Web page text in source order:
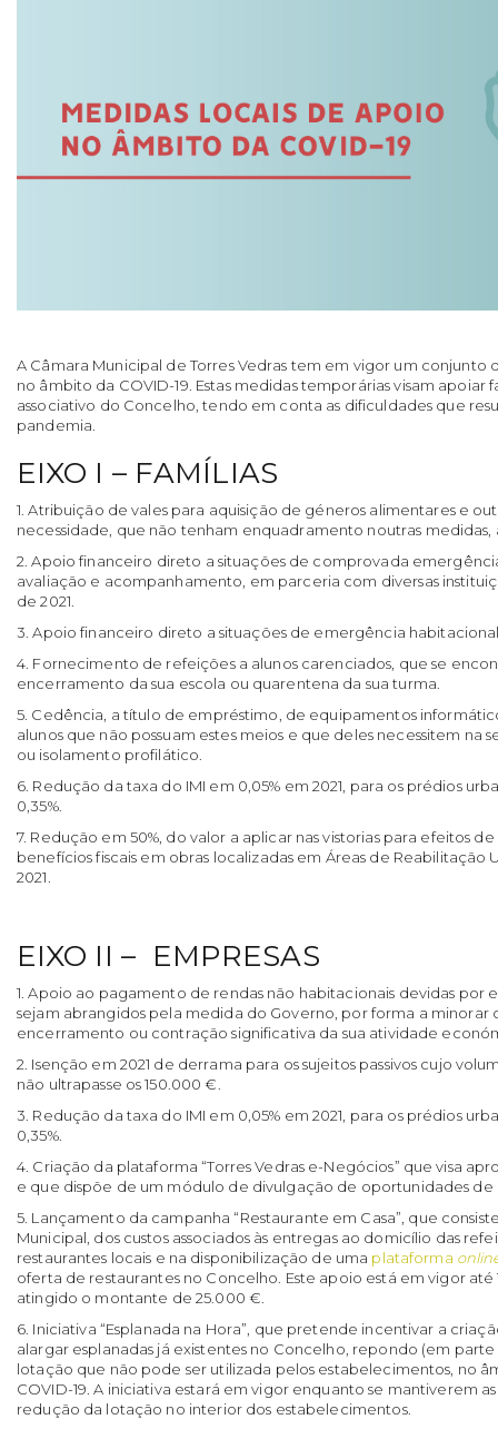
A Câmara Municipal de Torres Vedras tem em vigor um conjunto
no âmbito da COVID-19. Estas medidas temporárias visam apoiar
associativo do Concelho, tendo em conta as dificuldades que
pandemia.
EIXO I – FAMÍLIAS
1. Atribuição de vales para aquisição de géneros alimentares e
necessidade, que não tenham enquadramento noutras medidas,
2. Apoio financeiro direto a situações de comprovada
avaliação e acompanhamento, em parceria com diversas
de 2021.
3. Apoio financeiro direto a situações de emergência
4. Fornecimento de refeições a alunos carenciados, que se
encerramento da sua escola ou quarentena da sua turma.
5. Cedência, a título de empréstimo, de equipamentos
alunos que não possuam estes meios e que deles necessitem na
ou isolamento profilático.
6. Redução da taxa do IMI em 0,05% em 2021, para os prédios
0,35%.
7. Redução em 50%, do valor a aplicar nas vistorias para efeitos
benefícios fiscais em obras localizadas em Áreas de Reabilitação
2021.
EIXO II – EMPRESAS
1. Apoio ao pagamento de rendas não habitacionais devidas por
sejam abrangidos pela medida do Governo, por forma a minorar
encerramento ou contração significativa da sua atividade
2. Isenção em 2021 de derrama para os sujeitos passivos cujo
não ultrapasse os 150.000 €.
3. Redução da taxa do IMI em 0,05% em 2021, para os prédios
0,35%.
4. Criação da plataforma “Torres Vedras e-Negócios” que visa
e que dispõe de um módulo de divulgação de oportunidades
5. Lançamento da campanha “Restaurante em Casa”, que
Municipal, dos custos associados às entregas ao domicílio das
restaurantes locais e na disponibilização de uma plataforma
oferta de restaurantes no Concelho. Este apoio está em vigor até
atingido o montante de 25.000 €.
6. Iniciativa “Esplanada na Hora”, que pretende incentivar a
alargar esplanadas já existentes no Concelho, repondo (em
lotação que não pode ser utilizada pelos estabelecimentos, no
COVID-19. A iniciativa estará em vigor enquanto se mantiverem
redução da lotação no interior dos estabelecimentos.